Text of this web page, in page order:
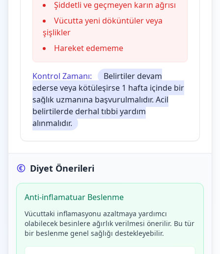
Şiddetli ve geçmeyen karın ağrısı
Vücutta yeni döküntüler veya
şişlikler
Hareket edememe
Kontrol Zamanı:
Belirtiler devam
ederse veya kötüleşirse 1 hafta içinde bir
sağlık uzmanına başvurulmalıdır. Acil
belirtilerde derhal tıbbi yardım
alınmalıdır.
Diyet Önerileri
Anti-inflamatuar Beslenme
Vücuttaki inflamasyonu azaltmaya yardımcı
olabilecek besinlere ağırlık verilmesi önerilir. Bu tür
bir beslenme genel sağlığı destekleyebilir.